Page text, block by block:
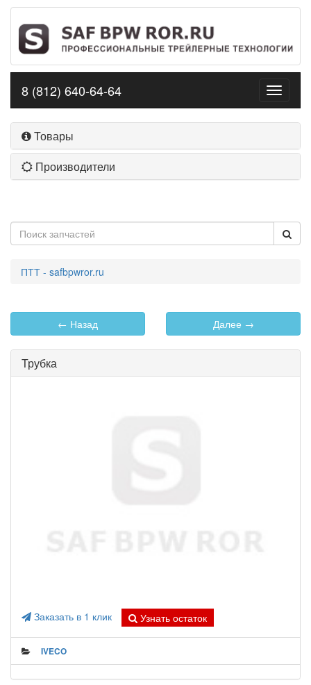
Toggle
8 (812) 640-64-64
Товары
Производители
ПТТ - safbpwror.ru
← Назад Далее →
Трубка
Заказать в 1 клик Узнать остаток
IVECO